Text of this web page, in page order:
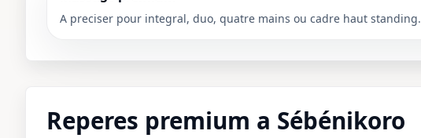
A preciser pour integral, duo, quatre mains ou cadre haut standing.
Reperes premium a Sébénikoro